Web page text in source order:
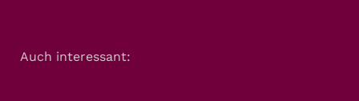
Auch interessant: